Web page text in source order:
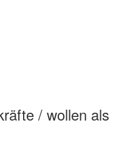
/ wollen als